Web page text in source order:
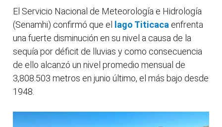
El Servicio Nacional de Meteorología e Hidrología
(Senamhi) confirmó que el lago Titicaca enfrenta
una fuerte disminución en su nivel a causa de la
sequía por déficit de lluvias y como consecuencia
de ello alcanzó un nivel promedio mensual de
3,808.503 metros en junio último, el más bajo desde
1948.